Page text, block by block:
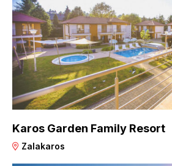
Karos Garden Family Resort
Zalakaros